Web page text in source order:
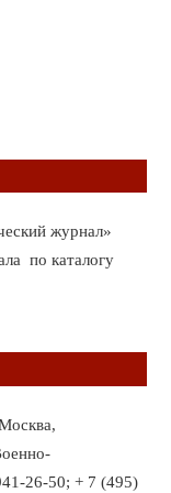
журнал»
по каталогу
26-50; + 7 (495)